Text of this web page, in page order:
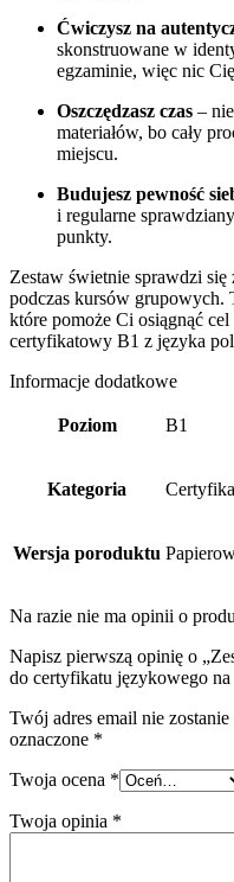
Ćwiczysz na
skonstruowane w
egzaminie, więc nic
Oszczędzasz czas –
materiałów, bo cały
miejscu.
Budujesz pewność
i regularne
punkty.
Zestaw świetnie sprawdzi
podczas kursów grupowych.
które pomoże Ci osiągnąć
certyfikatowy B1 z języka
Informacje dodatkowe
Poziom B1
Kategoria
Wersja poroduktu
Na razie nie ma opinii o
Napisz pierwszą opinię o
do certyfikatu językowego
Twój adres email nie
oznaczone *
Twoja ocena *
Twoja opinia *